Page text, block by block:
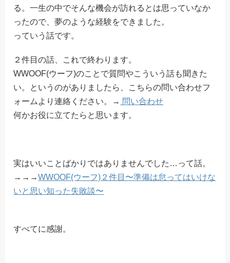
る。一生の中でそんな機会が訪れるとは思っていなか
ったので、夢のような経験をできました。
っていう話です。
２件目の話、これで終わります。
WWOOF(ウーフ)のことで質問やこういう話も聞きた
い。というのがありましたら、こちらの問い合わせフ
ォームより連絡ください。→ 問い合わせ
何かお役に立てたらと思います。
実はいいことばかりではありませんでした…って話。
→→→WWOOF(ウーフ)２件目〜準備は怠ってはいけな
いと思い知った失敗談〜
すべてに感謝。